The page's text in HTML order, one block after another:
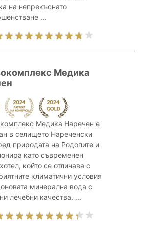
на непрекъснато
...
Медика
Медика Наречен е
в селището Нареченски
природата на Родопите и
като съвременен
който се отличава с
климатични условия
минерална вода с
лечебни качества. ...